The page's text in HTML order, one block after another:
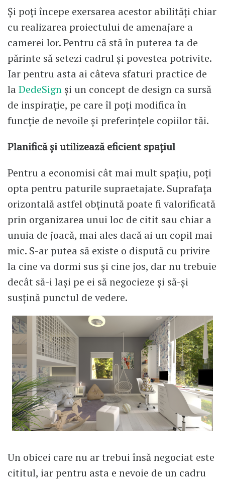
Și poți începe exersarea acestor abilități chiar
cu realizarea proiectului de amenajare a
camerei lor. Pentru că stă în puterea ta de
părinte să setezi cadrul și povestea potrivite.
Iar pentru asta ai câteva sfaturi practice de
laDedeSign și un concept de design ca sursă
de inspirație, pe care îl poți modifica în
funcție de nevoile și preferințele copiilor tăi.
Planifică și utilizează eficient spațiul
Pentru a economisi cât mai mult spațiu, poți
opta pentru paturile supraetajate. Suprafața
orizontală astfel obținută poate fi valorificată
prin organizarea unui loc de citit sau chiar a
unuia de joacă, mai ales dacă ai un copil mai
mic. S-ar putea să existe o dispută cu privire
la cine va dormi sus și cine jos, dar nu trebuie
decât să-i lași pe ei să negocieze și să-și
susțină punctul de vedere.
Un obicei care nu ar trebui însă negociat este
cititul, iar pentru asta e nevoie de un cadru